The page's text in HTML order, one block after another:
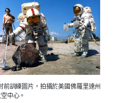
前訓練圖片，拍攝於美國佛羅里達州
中心。